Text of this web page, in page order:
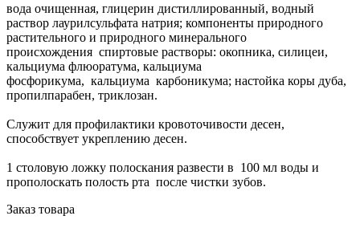
вода очищенная, глицерин дистиллированный, водный
раствор лаурилсульфата натрия; компоненты природного
растительного и природного минерального
происхождения спиртовые растворы: окопника, силицеи,
кальциума флюоратума, кальциума
фосфорикума, кальциума карбоникума; настойка коры дуба,
пропилпарабен, триклозан.
Служит для профилактики кровоточивости десен,
способствует укреплению десен.
1 столовую ложку полоскания развести в 100 мл воды и
прополоскать полость рта после чистки зубов.
Заказ товара